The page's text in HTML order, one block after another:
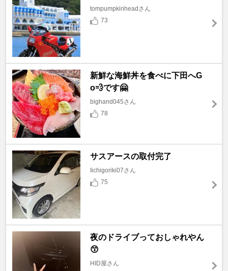
tompumpkinheadさん
73
新鮮な海鮮丼を食べに下田へG
o💨です🤗
bighand045さん
78
サスアースの取付完了
Iichigoriki07さん
75
夜のドライブっておしゃれやん
😙
HID屋さん